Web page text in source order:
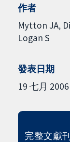
作者
Mytton JA
Logan S
發表日期
19 七月 2006
完整文獻